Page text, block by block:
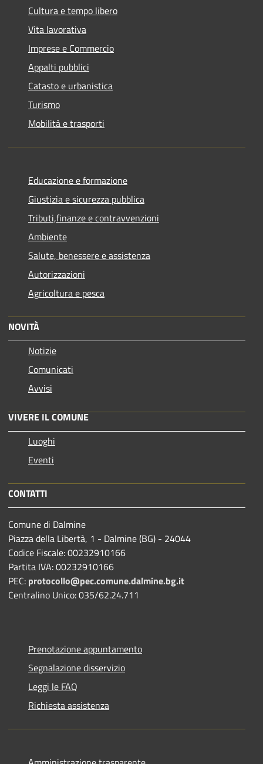
Cultura e tempo libero
Vita lavorativa
Imprese e Commercio
Appalti pubblici
Catasto e urbanistica
Turismo
Mobilità e trasporti
Educazione e formazione
Giustizia e sicurezza pubblica
Tributi,finanze e contravvenzioni
Ambiente
Salute, benessere e assistenza
Autorizzazioni
Agricoltura e pesca
NOVITÀ
Notizie
Comunicati
Avvisi
VIVERE IL COMUNE
Luoghi
Eventi
CONTATTI
Comune di Dalmine
Piazza della Libertà, 1 - Dalmine (BG) - 24044
Codice Fiscale: 00232910166
Partita IVA: 00232910166
PEC: protocollo@pec.comune.dalmine.bg.it
Centralino Unico: 035/62.24.711
Prenotazione appuntamento
Segnalazione disservizio
Leggi le FAQ
Richiesta assistenza